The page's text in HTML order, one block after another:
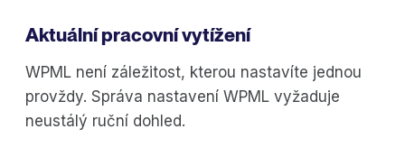
Aktuální pracovní vytížení
WPML není záležitost, kterou nastavíte jednou
provždy. Správa nastavení WPML vyžaduje
neustálý ruční dohled.